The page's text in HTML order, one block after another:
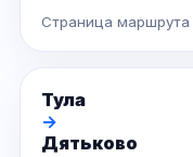
Страница маршрута
Тула
→
Дятьково